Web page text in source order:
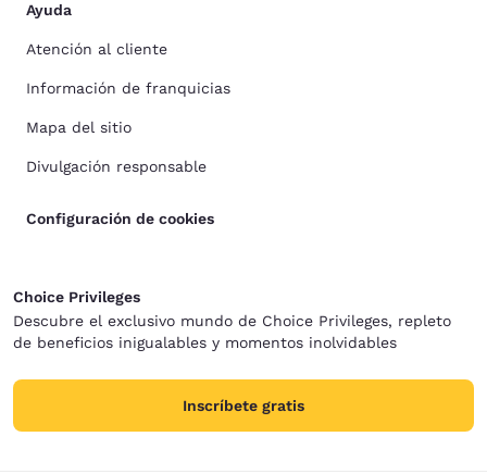
Ayuda
Atención al cliente
Información de franquicias
Mapa del sitio
Divulgación responsable
Configuración de cookies
Choice Privileges
Descubre el exclusivo mundo de Choice Privileges, repleto
de beneficios inigualables y momentos inolvidables
Inscríbete gratis